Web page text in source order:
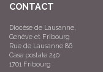
CONTACT
Diocèse de Lausanne,
Genève et Fribourg
Rue de Lausanne 86
Case postale 240
1701 Fribourg